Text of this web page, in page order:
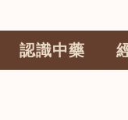
認識中藥